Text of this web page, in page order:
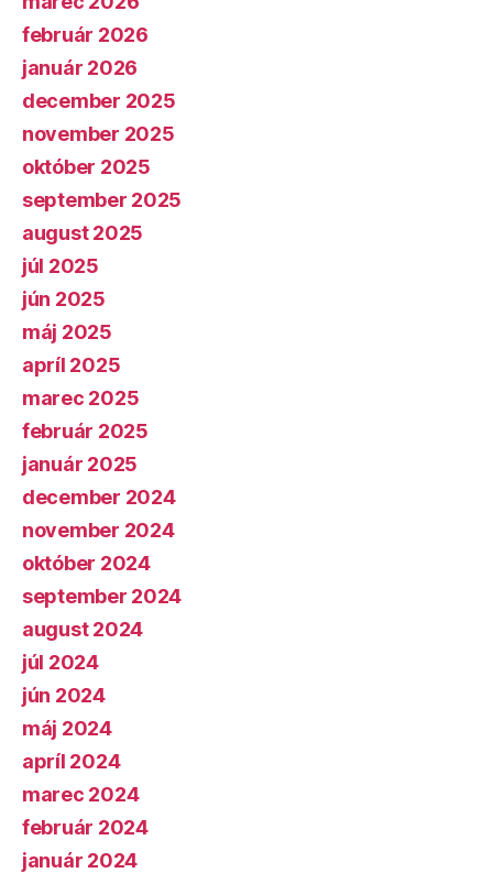
február 2026
január 2026
december 2025
november 2025
október 2025
september 2025
august 2025
júl 2025
jún 2025
máj 2025
apríl 2025
marec 2025
február 2025
január 2025
december 2024
november 2024
október 2024
september 2024
august 2024
júl 2024
jún 2024
máj 2024
apríl 2024
marec 2024
február 2024
január 2024